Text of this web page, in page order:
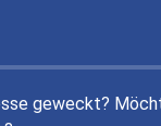
geweckt?